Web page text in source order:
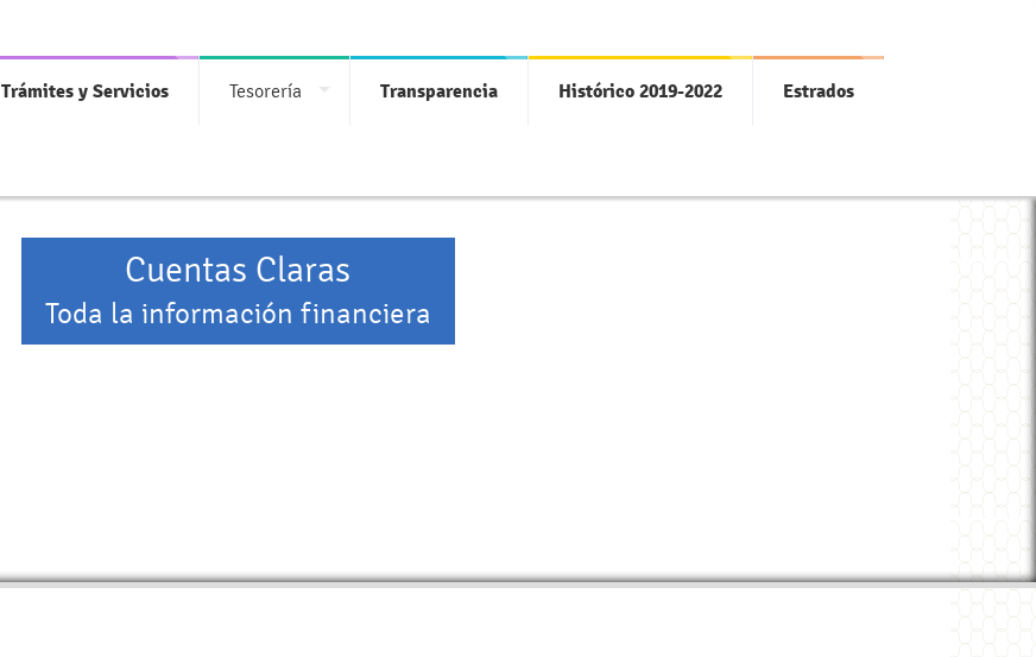
Trámites y Servicios Tesorería Transparencia Histórico 2019-2022 Estrados
Cuentas Claras
Toda la información financiera